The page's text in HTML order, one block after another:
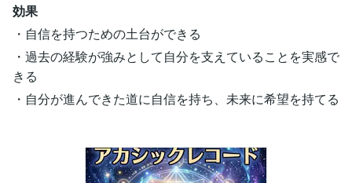
効果
・自信を持つための土台ができる
・過去の経験が強みとして自分を支えていることを実感で
きる
・自分が進んできた道に自信を持ち、未来に希望を持てる